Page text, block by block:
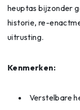
heuptas bijzonder
historie, re-
uitrusting.
Kenmerken:
Verstelbare